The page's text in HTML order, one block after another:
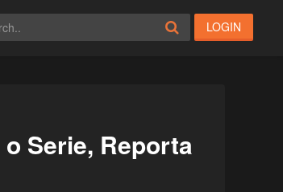
LOGIN
Serie, Reporta